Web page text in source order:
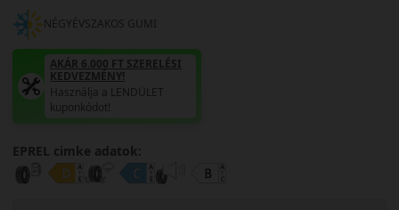
NÉGYÉVSZAKOS GUMI
AKÁR 6.000 FT SZERELÉSI
KEDVEZMÉNY!
Használja a LENDÜLET
kuponkódot!
EPREL cimke adatok: